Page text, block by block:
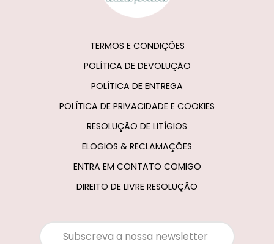
TERMOS E CONDIÇÕES
POLÍTICA DE DEVOLUÇÃO
POLÍTICA DE ENTREGA
POLÍTICA DE PRIVACIDADE E COOKIES
RESOLUÇÃO DE LITÍGIOS
ELOGIOS & RECLAMAÇÕES
ENTRA EM CONTATO COMIGO
DIREITO DE LIVRE RESOLUÇÃO